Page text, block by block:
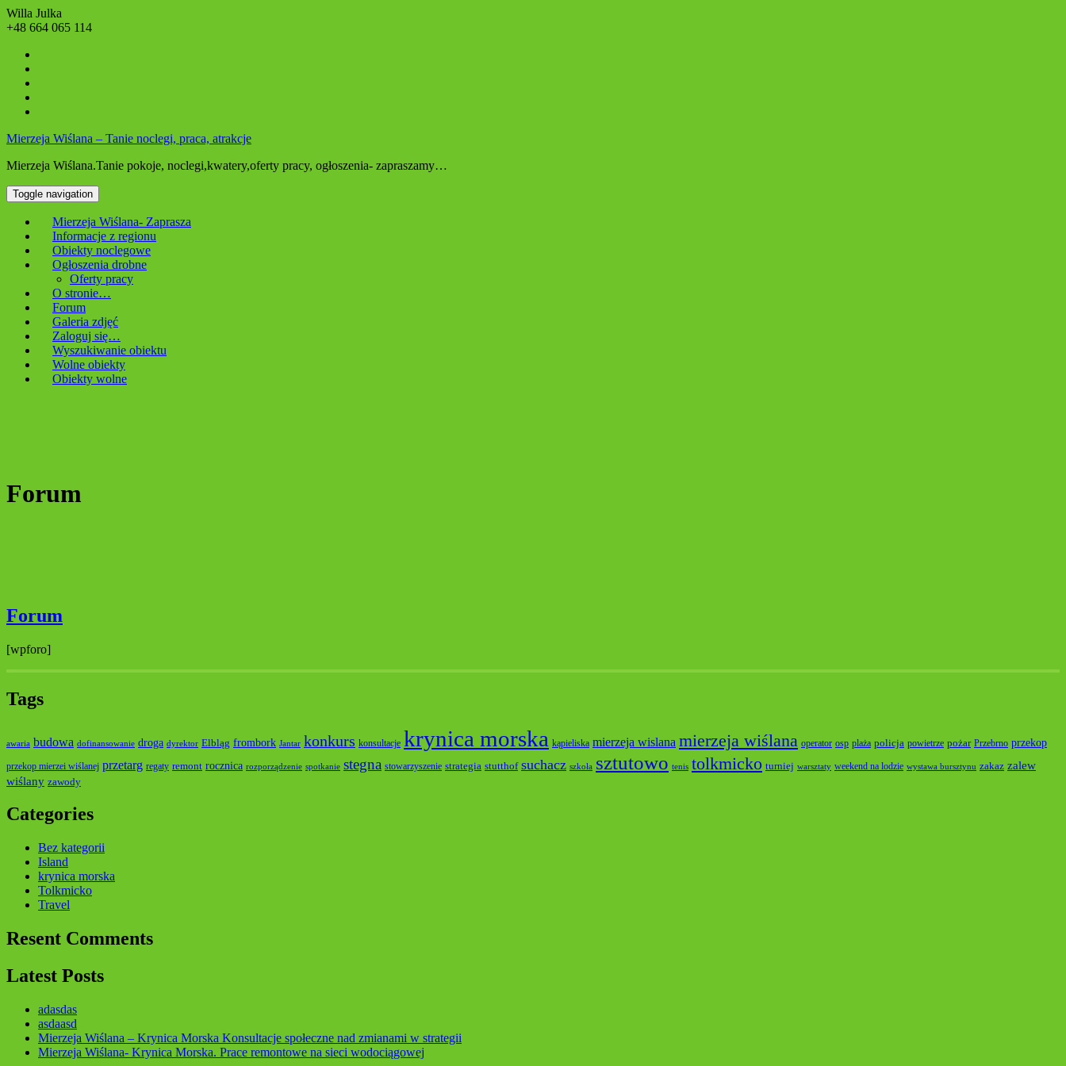
Willa Julka
+48 664 065 114
Mierzeja Wiślana – Tanie noclegi, praca, atrakcje
Mierzeja Wiślana.Tanie pokoje, noclegi,kwatery,oferty pracy, ogłoszenia- zapraszamy…
Toggle navigation
Mierzeja Wiślana- Zaprasza
Informacje z regionu
Obiekty noclegowe
Ogłoszenia drobne
Oferty pracy
O stronie…
Forum
Galeria zdjęć
Zaloguj się…
Wyszukiwanie obiektu
Wolne obiekty
Obiekty wolne
Forum
Forum
[wpforo]
Tags
awaria budowa dofinansowanie droga dyrektor Elbląg frombork Jantar konkurs konsultacje krynica morska kąpieliska mierzeja wislana mierzeja wiślana operator osp plaża policja powietrze pożar Przebrno przekop
przekop mierzei wiślanej przetarg regaty remont rocznica rozporządzenie spotkanie stegna stowarzyszenie strategia stutthof suchacz szkoła sztutowo tenis tolkmicko turniej warsztaty weekend na lodzie wystawa bursztynu zakaz zalew
wiślany zawody
Categories
Bez kategorii
Island
krynica morska
Tolkmicko
Travel
Resent Comments
Latest Posts
adasdas
asdaasd
Mierzeja Wiślana – Krynica Morska Konsultacje społeczne nad zmianami w strategii
Mierzeja Wiślana- Krynica Morska. Prace remontowe na sieci wodociągowej